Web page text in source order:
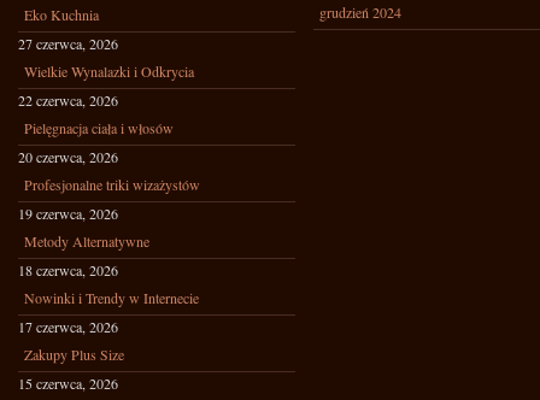
Eko Kuchnia
27 czerwca, 2026
Wielkie Wynalazki i Odkrycia
22 czerwca, 2026
Pielęgnacja ciała i włosów
20 czerwca, 2026
Profesjonalne triki wizażystów
19 czerwca, 2026
Metody Alternatywne
18 czerwca, 2026
Nowinki i Trendy w Internecie
17 czerwca, 2026
Zakupy Plus Size
15 czerwca, 2026
grudzień 2024